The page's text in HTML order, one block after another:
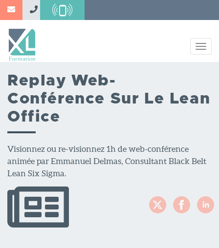
Aller
principal
Replay Web-
Conférence Sur Le Lean
Office
Visionnez ou re-visionnez 1h de web-conférence
animée par Emmanuel Delmas, Consultant Black Belt
Lean Six Sigma.